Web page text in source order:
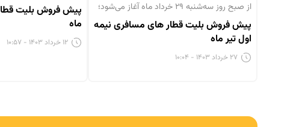
از صبح روز سه‌شنبه ۲۹ خرداد ماه آغاز می‌شود؛
پیش فروش بلیت‌ قطار های مسافری نیمه
اول تیر ماه
۲۷ خرداد ۱۴۰۳ - ۱۰:۰۴
پیش فروش بلیت
ماه
۱۲ خرداد ۱۴۰۳ - ۱۰:۵۷